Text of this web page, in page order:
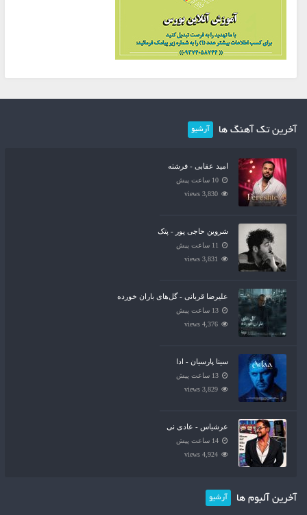
آخرین تک آهنگ ها آرشیو
امید عقابی - فرشته
10 ساعت پیش
3,830 views
شروین حاجی پور - پتک
11 ساعت پیش
3,831 views
علیرضا قربانی - گل‌های باران خورده
13 ساعت پیش
4,376 views
سینا پارسیان - ادا
13 ساعت پیش
3,829 views
عرشیاس - عادی نی
14 ساعت پیش
4,924 views
آخرین آلبوم ها آرشیو